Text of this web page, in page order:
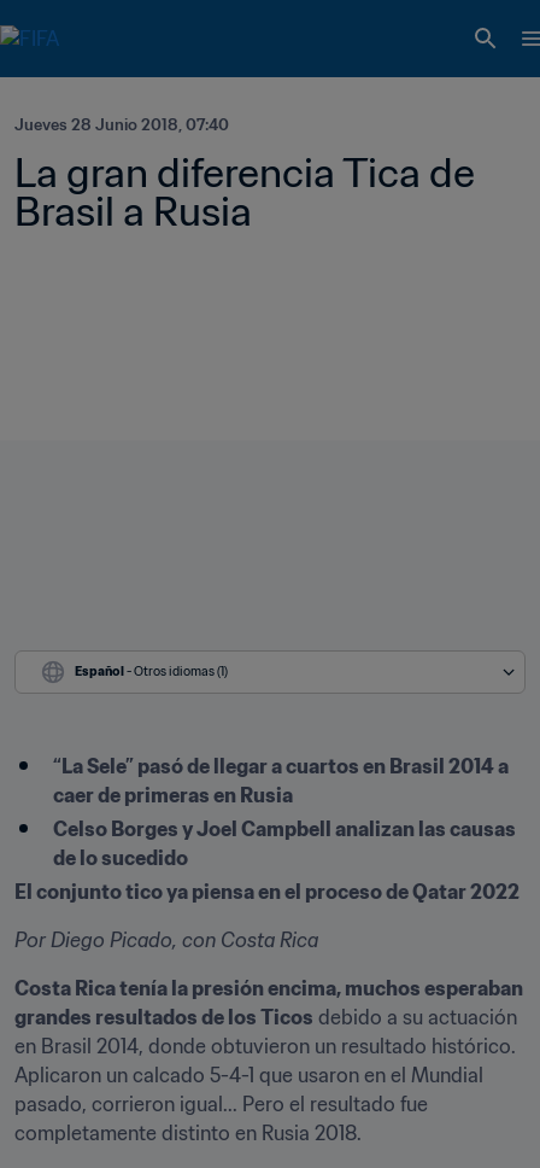
Jueves 28 Junio 2018, 07:40
La gran diferencia Tica de
Brasil a Rusia
Español - Otros idiomas (1)
“La Sele” pasó de llegar a cuartos en Brasil 2014 a
caer de primeras en Rusia
Celso Borges y Joel Campbell analizan las causas
de lo sucedido
El conjunto tico ya piensa en el proceso de Qatar 2022
Por Diego Picado, con Costa Rica
Costa Rica tenía la presión encima, muchos esperaban
grandes resultados de los Ticos debido a su actuación
en Brasil 2014, donde obtuvieron un resultado histórico.
Aplicaron un calcado 5-4-1 que usaron en el Mundial
pasado, corrieron igual... Pero el resultado fue
completamente distinto en Rusia 2018.